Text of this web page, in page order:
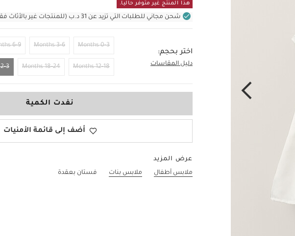
هذا المنتج غير متوفر حاليا.
شحن مجاني للطلبات التي تزيد عن 31 د.ب (للمنتجات غير بالأثاث فقط)
اختر بحجم:
دليل المقاسات
0-3 Months
3-6 Months
6-9 Months
12-18 Months
18-24 Months
2-3 Years 2-3 Years
نفدت الكمية
أضف إلى قائمة الأمنيات
عرض المزيد
ملابس أطفال
ملابس بنات فستان بعقدة